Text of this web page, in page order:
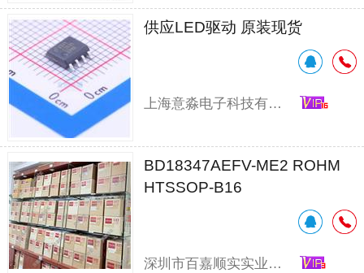
供应LED驱动 原装现货
上海意淼电子科技有限公司
BD18347AEFV-ME2 ROHM
HTSSOP-B16
深圳市百嘉顺实实业有限公司